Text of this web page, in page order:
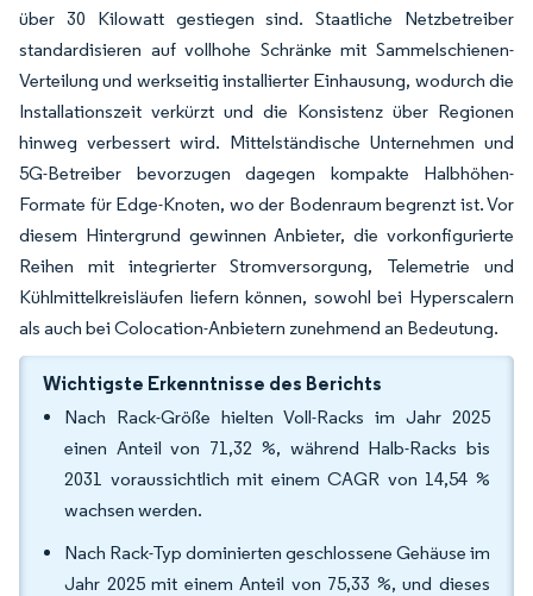
über 30 Kilowatt gestiegen sind. Staatliche Netzbetreiber
standardisieren auf vollhohe Schränke mit Sammelschienen-
Verteilung und werkseitig installierter Einhausung, wodurch die
Installationszeit verkürzt und die Konsistenz über Regionen
hinweg verbessert wird. Mittelständische Unternehmen und
5G-Betreiber bevorzugen dagegen kompakte Halbhöhen-
Formate für Edge-Knoten, wo der Bodenraum begrenzt ist. Vor
diesem Hintergrund gewinnen Anbieter, die vorkonfigurierte
Reihen mit integrierter Stromversorgung, Telemetrie und
Kühlmittelkreisläufen liefern können, sowohl bei Hyperscalern
als auch bei Colocation-Anbietern zunehmend an Bedeutung.
Wichtigste Erkenntnisse des Berichts
Nach Rack-Größe hielten Voll-Racks im Jahr 2025
einen Anteil von 71,32 %, während Halb-Racks bis
2031 voraussichtlich mit einem CAGR von 14,54 %
wachsen werden.
Nach Rack-Typ dominierten geschlossene Gehäuse im
Jahr 2025 mit einem Anteil von 75,33 %, und dieses